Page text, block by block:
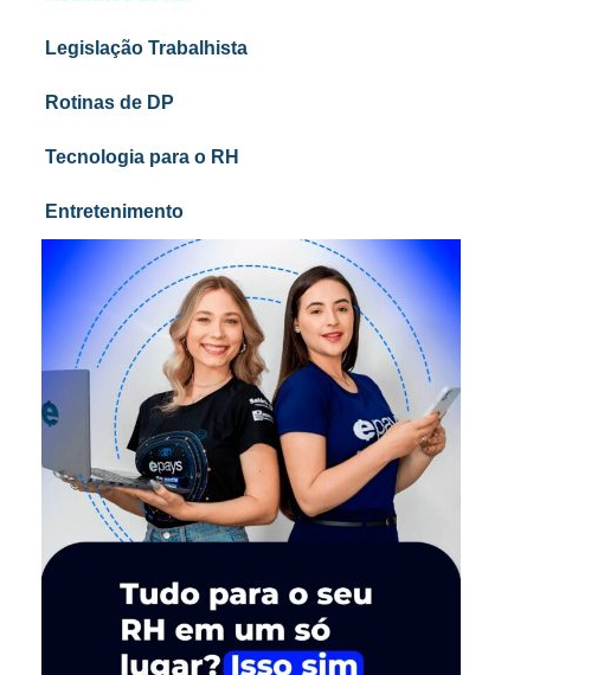
Legislação Trabalhista
Rotinas de DP
Tecnologia para o RH
Entretenimento